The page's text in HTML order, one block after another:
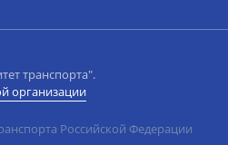
транспорта".
организации
Российской Федерации